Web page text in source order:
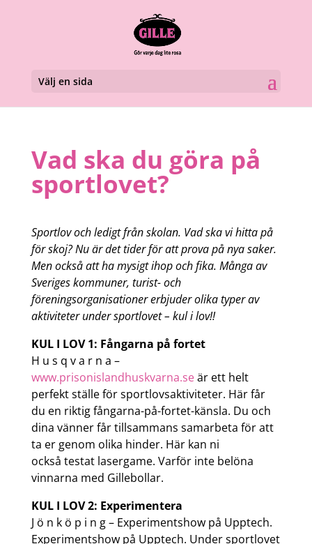
Välj en sida
Vad ska du göra på
sportlovet?
Sportlov och ledigt från skolan. Vad ska vi hitta på
för skoj? Nu är det tider för att prova på nya saker.
Men också att ha mysigt ihop och fika. Många av
Sveriges kommuner, turist- och
föreningsorganisationer erbjuder olika typer av
aktiviteter under sportlovet – kul i lov!!
KUL I LOV 1: Fångarna på fortet
H u s q v a r n a –
www.prisonislandhuskvarna.seär ett helt
perfekt ställe för sportlovsaktiviteter. Här får
du en riktig fångarna-på-fortet-känsla. Du och
dina vänner får tillsammans samarbeta för att
ta er genom olika hinder. Här kan ni
också testat lasergame. Varför inte belöna
vinnarna med Gillebollar.
KUL I LOV 2: Experimentera
J ö n k ö p i n g – Experimentshow på Upptech.
Experimentshow på Upptech. Under sportlovet